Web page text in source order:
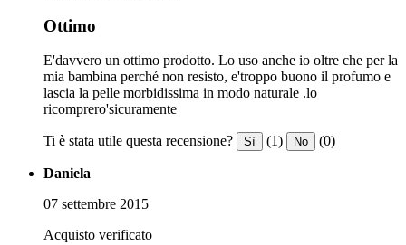
Ottimo
E'davvero un ottimo prodotto. Lo uso anche io oltre che per la
mia bambina perché non resisto, e'troppo buono il profumo e
lascia la pelle morbidissima in modo naturale .lo
ricomprero'sicuramente
Ti è stata utile questa recensione? Sì (1) No (0)
Daniela
07 settembre 2015
Acquisto verificato